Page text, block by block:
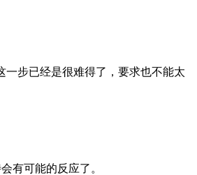
步已经是很难得了，要求也不能太
有可能的反应了。